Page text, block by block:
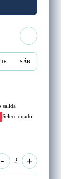
SÁB
salida
Seleccionado
- 2 +